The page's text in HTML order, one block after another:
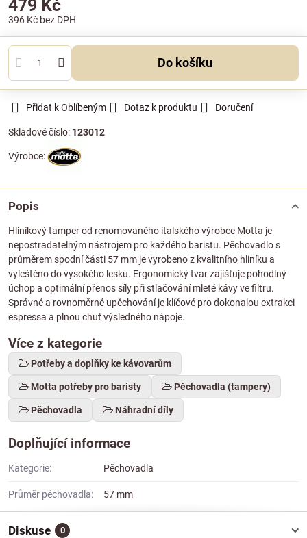
479 Kč
396 Kč bez DPH
Do košíku
Přidat k Oblíbeným Dotaz k produktu Doručení
Skladové číslo: 123012
Výrobce:
Popis
Hliníkový tamper od renomovaného italského výrobce Motta je
nepostradatelným nástrojem pro každého baristu. Pěchovadlo s
průměrem spodní části 57 mm je vyrobeno z kvalitního hliníku a
vyleštěno do vysokého lesku. Ergonomický tvar zajišťuje pohodlný
úchop a optimální přenos síly při stlačování mleté kávy ve filtru.
Správné a rovnoměrné upěchování je klíčové pro dokonalou extrakci
espressa a plnou chuť výsledného nápoje.
Více z kategorie
Potřeby a doplňky ke kávovarům
Motta potřeby pro baristy Pěchovadla (tampery)
Pěchovadla Náhradní díly
Doplňující informace
Kategorie: Pěchovadla
Průměr pěchovadla: 57 mm
Diskuse 0